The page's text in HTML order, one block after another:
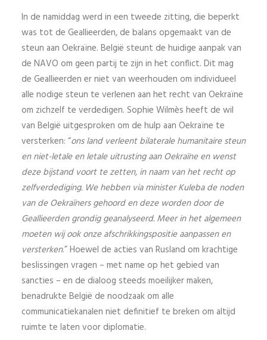
In de namiddag werd in een tweede zitting, die beperkt
was tot de Geallieerden, de balans opgemaakt van de
steun aan Oekraïne. België steunt de huidige aanpak van
de NAVO om geen partij te zijn in het conflict. Dit mag
de Geallieerden er niet van weerhouden om individueel
alle nodige steun te verlenen aan het recht van Oekraïne
om zichzelf te verdedigen. Sophie Wilmès heeft de wil
van België uitgesproken om de hulp aan Oekraïne te
versterken: “ons land verleent bilaterale humanitaire steun
en niet-letale en letale uitrusting aan Oekraïne en wenst
deze bijstand voort te zetten, in naam van het recht op
zelfverdediging. We hebben via minister Kuleba de noden
van de Oekraïners gehoord en deze worden door de
Geallieerden grondig geanalyseerd. Meer in het algemeen
moeten wij ook onze afschrikkingspositie aanpassen en
versterken.” Hoewel de acties van Rusland om krachtige
beslissingen vragen – met name op het gebied van
sancties – en de dialoog steeds moeilijker maken,
benadrukte België de noodzaak om alle
communicatiekanalen niet definitief te breken om altijd
ruimte te laten voor diplomatie.